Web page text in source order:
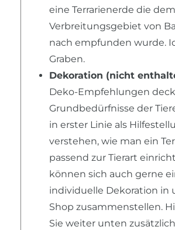
eine Terrarienerde die
Verbreitungsgebiet von
nach empfunden wurde.
Graben.
Dekoration (nicht
Deko-Empfehlungen
Grundbedürfnisse der
in erster Linie als
verstehen, wie man ein
passend zur Tierart
können sich auch gerne
individuelle Dekoration in
Shop zusammenstellen.
Sie weiter unten